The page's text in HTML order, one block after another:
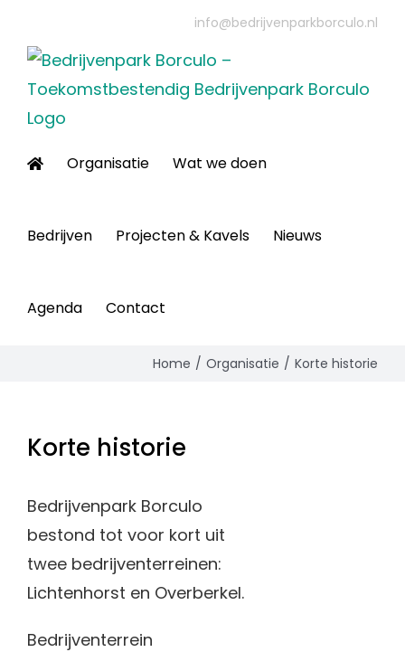
naar
inhoud
info@bedrijvenparkborculo.nl
Organisatie Wat we doen
Bedrijven Projecten & Kavels Nieuws
Agenda Contact
Home Organisatie Korte historie
Korte historie
Bedrijvenpark Borculo
bestond tot voor kort uit
twee bedrijventerreinen:
Lichtenhorst en Overberkel.
Bedrijventerrein